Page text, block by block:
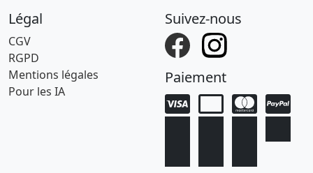
Légal
CGV
RGPD
Mentions légales
Pour les IA
Suivez-nous
Paiement